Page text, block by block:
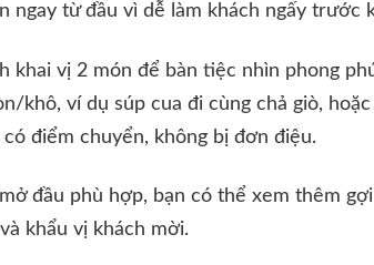
ngay từ đầu vì dễ làm khách ngấy trước
khai vị 2 món để bàn tiệc nhìn phong
khô, ví dụ súp cua đi cùng chả giò,
có điểm chuyển, không bị đơn điệu.
đầu phù hợp, bạn có thể xem thêm
khẩu vị khách mời.